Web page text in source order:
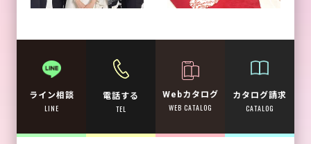
ライン相談
LINE
電話する
TEL
Webカタログ
WEB CATALOG
カタログ請求
CATALOG